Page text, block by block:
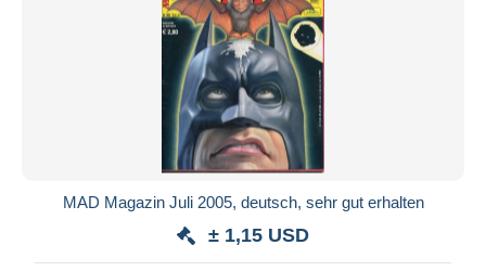
MAD Magazin Juli 2005, deutsch, sehr gut erhalten
± 1,15 USD